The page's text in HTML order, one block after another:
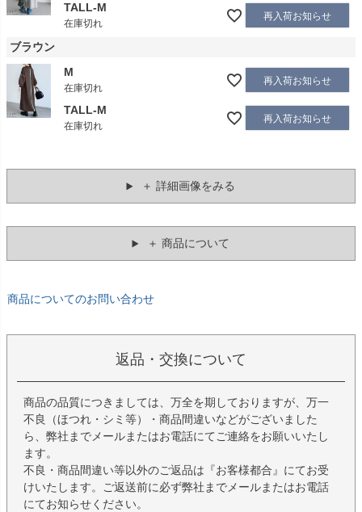
TALL-M
在庫切れ
再入荷お知らせ
ブラウン
M
在庫切れ
再入荷お知らせ
TALL-M
在庫切れ
再入荷お知らせ
＋ 詳細画像をみる
＋ 商品について
商品についてのお問い合わせ
返品・交換について
商品の品質につきましては、万全を期しておりますが、万一
不良（ほつれ・シミ等）・商品間違いなどがございました
ら、弊社までメールまたはお電話にてご連絡をお願いいたし
ます。
不良・商品間違い等以外のご返品は『お客様都合』にてお受
けいたします。ご返送前に必ず弊社までメールまたはお電話
にてお知らせください。